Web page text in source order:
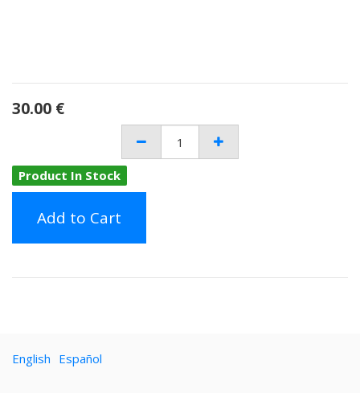
30.00 €
Product In Stock
Add to Cart
English Español